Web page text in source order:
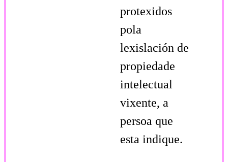
protexidos
pola
lexislación de
propiedade
intelectual
vixente, a
persoa que
esta indique.